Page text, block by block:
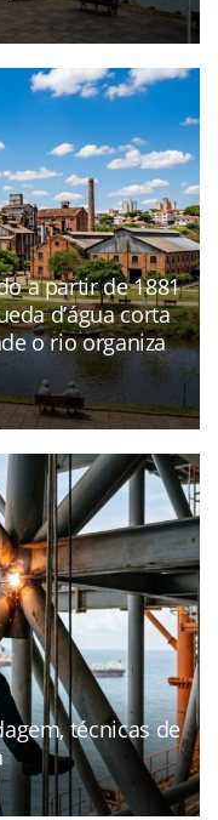
a partir de 1881
d’água corta
o rio organiza
técnicas de